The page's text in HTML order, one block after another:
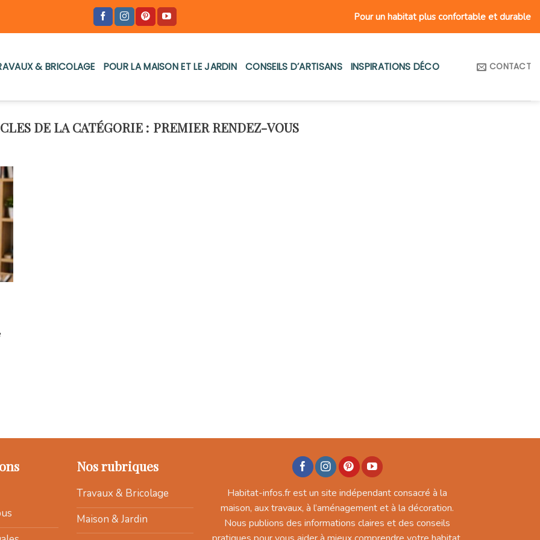
Pour un habitat plus confortable et durable
& BRICOLAGE POUR LA MAISON ET LE JARDIN CONSEILS D’ARTISANS INSPIRATIONS DÉCO CONTACT
PREMIER RENDEZ-VOUS
Nos rubriques
Travaux & Bricolage
Maison & Jardin
Habitat-infos.fr est un site indépendant consacré à la
maison, aux travaux, à l’aménagement et à la décoration.
Nous publions des informations claires et des conseils